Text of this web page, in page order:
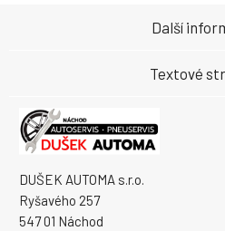
DUŠEK AUTOMA s.r.o.
Ryšavého 257
547 01 Náchod
Další
Textové